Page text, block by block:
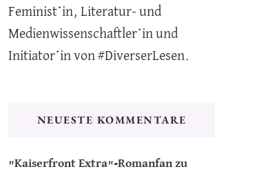
Feminist*in, Literatur- und
Medienwissenschaftler*in und
Initiator*in von #DiverserLesen.
NEUESTE KOMMENTARE
"Kaiserfront Extra"-Romanfan zu